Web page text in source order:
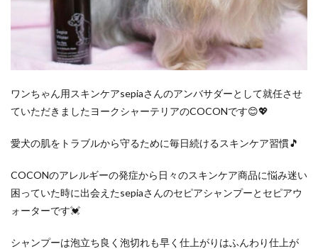
ワンちゃん用スキンケアsepiaさんのアンバサダーとして就任させ
ていただきましたヨークシャーテリアのCOCONです😊💖
愛犬の肌をトラブルから守るために毎日続けるスキンケア習慣🎵
COCONのアレルギーの発症から日々のスキンケア商品に悩み迷い
困っていた時に出会えたsepiaさんのセピアシャンプーとセピアウ
ォーターです💓
シャンプーは泡立ち良く泡切れも早く仕上がりはふんわり仕上が